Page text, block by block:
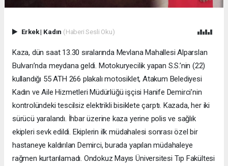
Erkek| Kadın (Haberi Sesli Oku)
Kaza, dün saat 13.30 sıralarında Mevlana Mahallesi Alparslan
Bulvarı’nda meydana geldi. Motokuryecilik yapan S.S.’nin (22)
kullandığı 55 ATH 266 plakalı motosiklet, Atakum Belediyesi
Kadın ve Aile Hizmetleri Müdürlüğü işçisi Hanife Demirci’nin
kontrolündeki tescilsiz elektrikli bisiklete çarptı. Kazada, her iki
sürücü yaralandı. İhbar üzerine kaza yerine polis ve sağlık
ekipleri sevk edildi. Ekiplerin ilk müdahalesi sonrası özel bir
hastaneye kaldırılan Demirci, burada yapılan müdahaleye
rağmen kurtarılamadı. Ondokuz Mayıs Üniversitesi Tıp Fakültesi